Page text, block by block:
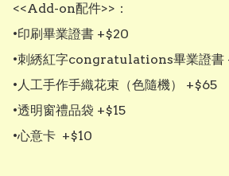
<<Add-on配件>>：
•印刷畢業證書 +$20
•刺綉紅字congratulations畢業證書
•人工手作手織花束（色隨機） +$65
•透明窗禮品袋 +$15
•心意卡  +$10